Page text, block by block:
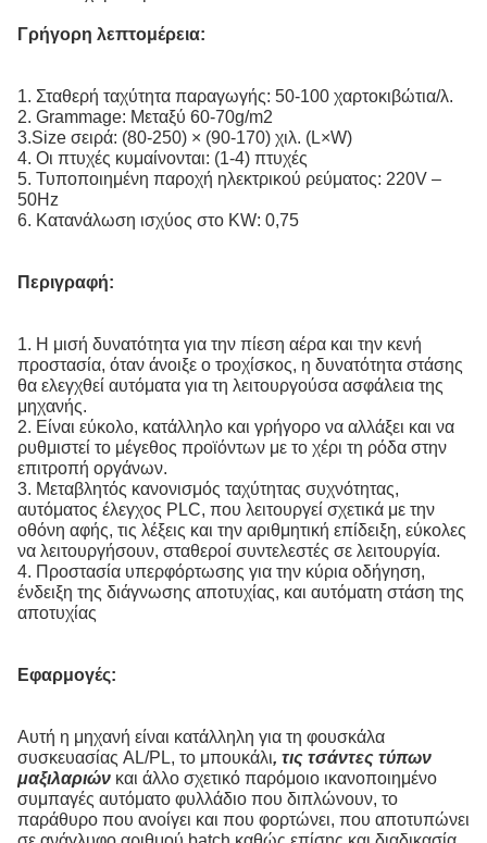
Γρήγορη λεπτομέρεια:
1. Σταθερή ταχύτητα παραγωγής: 50-100 χαρτοκιβώτια/λ.
2. Grammage: Μεταξύ 60-70g/m2
3.Size σειρά: (80-250) × (90-170) χιλ. (L×W)
4. Οι πτυχές κυμαίνονται: (1-4) πτυχές
5. Τυποποιημένη παροχή ηλεκτρικού ρεύματος: 220V –
50Hz
6. Κατανάλωση ισχύος στο KW: 0,75
Περιγραφή:
1. Η μισή δυνατότητα για την πίεση αέρα και την κενή
προστασία, όταν άνοιξε ο τροχίσκος, η δυνατότητα στάσης
θα ελεγχθεί αυτόματα για τη λειτουργούσα ασφάλεια της
μηχανής.
2. Είναι εύκολο, κατάλληλο και γρήγορο να αλλάξει και να
ρυθμιστεί το μέγεθος προϊόντων με το χέρι τη ρόδα στην
επιτροπή οργάνων.
3. Μεταβλητός κανονισμός ταχύτητας συχνότητας,
αυτόματος έλεγχος PLC, που λειτουργεί σχετικά με την
οθόνη αφής, τις λέξεις και την αριθμητική επίδειξη, εύκολες
να λειτουργήσουν, σταθεροί συντελεστές σε λειτουργία.
4. Προστασία υπερφόρτωσης για την κύρια οδήγηση,
ένδειξη της διάγνωσης αποτυχίας, και αυτόματη στάση της
αποτυχίας
Εφαρμογές:
Αυτή η μηχανή είναι κατάλληλη για τη φουσκάλα
συσκευασίας AL/PL, το μπουκάλι, τις τσάντες τύπων
μαξιλαριών και άλλο σχετικό παρόμοιο ικανοποιημένο
συμπαγές αυτόματο φυλλάδιο που διπλώνουν, το
παράθυρο που ανοίγει και που φορτώνει, που αποτυπώνει